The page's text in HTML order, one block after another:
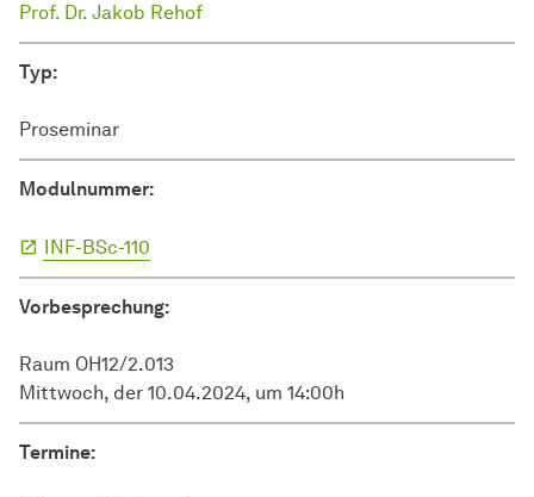
Prof. Dr. Jakob Rehof
Typ:
Proseminar
Modulnummer:
INF-BSc-110
Vorbesprechung:
Raum OH12/2.013
Mittwoch, der 10.04.2024, um 14:00h
Termine: